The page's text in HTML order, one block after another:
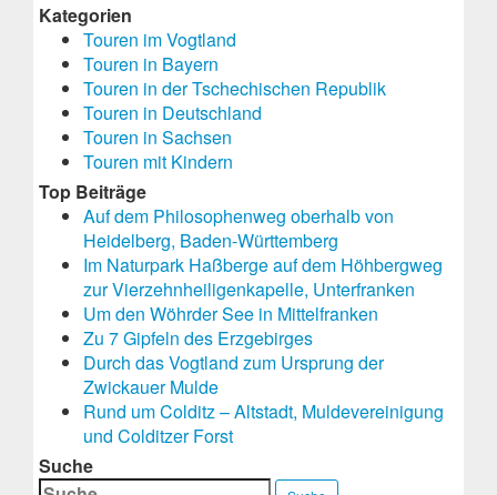
Kategorien
Touren im Vogtland
Touren in Bayern
Touren in der Tschechischen Republik
Touren in Deutschland
Touren in Sachsen
Touren mit Kindern
Top Beiträge
Auf dem Philosophenweg oberhalb von
Heidelberg, Baden-Württemberg
Im Naturpark Haßberge auf dem Höhbergweg
zur Vierzehnheiligenkapelle, Unterfranken
Um den Wöhrder See in Mittelfranken
Zu 7 Gipfeln des Erzgebirges
Durch das Vogtland zum Ursprung der
Zwickauer Mulde
Rund um Colditz – Altstadt, Muldevereinigung
und Colditzer Forst
Suche